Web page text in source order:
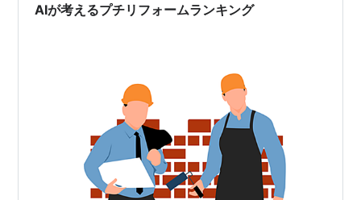
AIが考えるプチリフォームランキング